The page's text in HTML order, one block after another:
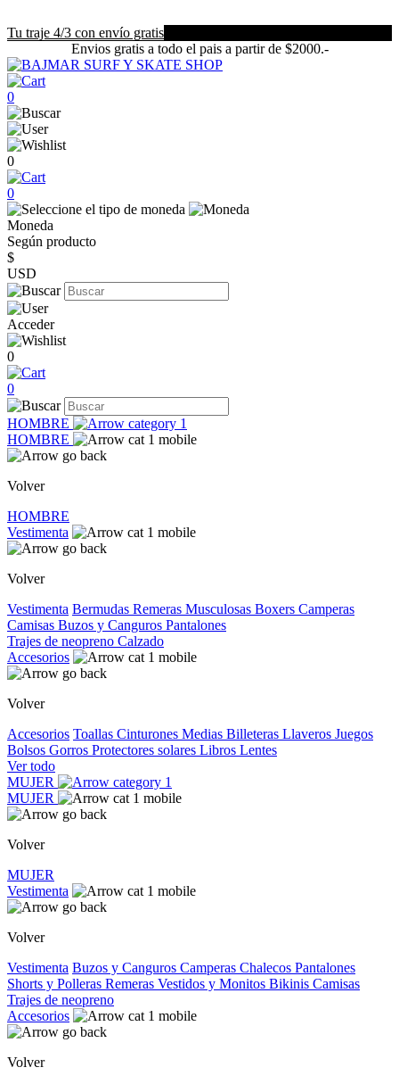
Tu traje 4/3 con envío gratis
Envios gratis a todo el pais a partir de $2000.-
0
0
0
Moneda
Según producto
$
USD
Acceder
0
0
HOMBRE
HOMBRE
Volver
HOMBRE
Vestimenta
Volver
Vestimenta Bermudas Remeras Musculosas Boxers Camperas
Camisas Buzos y Canguros Pantalones
Trajes de neopreno Calzado
Accesorios
Volver
Accesorios Toallas Cinturones Medias Billeteras Llaveros Juegos
Bolsos Gorros Protectores solares Libros Lentes
Ver todo
MUJER
MUJER
Volver
MUJER
Vestimenta
Volver
Vestimenta Buzos y Canguros Camperas Chalecos Pantalones
Shorts y Polleras Remeras Vestidos y Monitos Bikinis Camisas
Trajes de neopreno
Accesorios
Volver